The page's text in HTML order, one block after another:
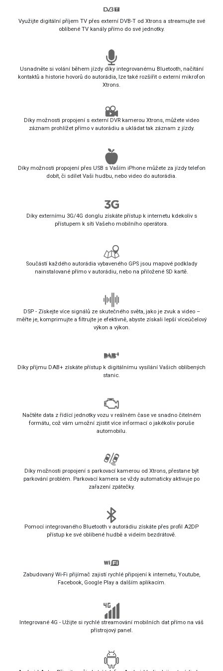
Využijte digitální příjem TV přes externí DVB-T od Xtrons a streamujte své
oblíbené TV kanály přímo do své jednotky.
Usnadněte si volání během jízdy díky integrovanému Bluetooth, načítání
kontaktů a historie hovorů do autorádia, lze také rozšířit o externí mikrofon
Xtrons.
Díky možnosti propojení s externí DVR kamerou Xtrons, můžete video
záznam prohlížet přímo v autorádiu a ukládat tak záznam z jízdy.
Díky možnosti propojení přes USB s Vaším iPhone můžete za jízdy telefon
dobít, či sdílet Vaši hudbu, nebo video do autorádia.
Díky externímu 3G/4G donglu získáte přístup k internetu kdekoliv s
přístupem k síti Vašeho mobilního operátora.
Součástí každého autorádia vybaveného GPS jsou mapové podklady
nainstalované přímo v autorádiu, nebo na přiložené SD kartě.
DSP - Získejte více signálů ze skutečného světa, jako je zvuk a video –
měřte je, komprimujte a filtrujte je efektivně, abyste získali lepší víceúčelový
výkon a výkon.
Díky příjmu DAB+ získáte přístup k digitálnímu vysílání Vašich oblíbených
stanic.
Načtěte data z řídící jednotky vozu v reálném čase ve snadno čitelném
formátu, což vám umožní zjistit více informací o jakékoliv poruše
automobilu.
Díky možnosti propojení s parkovací kamerou od Xtrons, přestane být
parkování problém. Parkovací kamera se vždy automaticky aktivuje po
zařazení zpátečky.
Pomocí integrovaného Bluetooth v autorádiu získáte přes profil A2DP
přístup ke své oblíbené hudbě a videím bezdrátově.
Zabudovaný Wi-Fi přijímač zajistí rychlé připojení k internetu, Youtube,
Facebook, Google Play a dalším aplikacím.
Integrované 4G - Užijte si rychlé streamování mobilních dat přímo na váš
přístrojový panel.